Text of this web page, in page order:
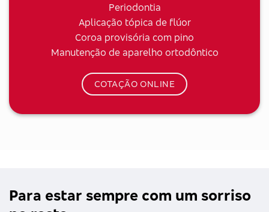
Periodontia
Aplicação tópica de flúor
Coroa provisória com pino
Manutenção de aparelho ortodôntico
COTAÇÃO ONLINE
Para estar sempre com um sorriso